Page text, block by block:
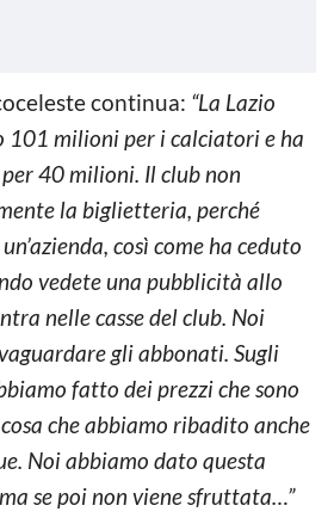
continua: “La Lazio
101 milioni per i calciatori e ha
40 milioni. Il club non
la biglietteria, perché
così come ha ceduto
vedete una pubblicità allo
nelle casse del club. Noi
gli abbonati. Sugli
fatto dei prezzi che sono
che abbiamo ribadito anche
Noi abbiamo dato questa
se poi non viene sfruttata…”